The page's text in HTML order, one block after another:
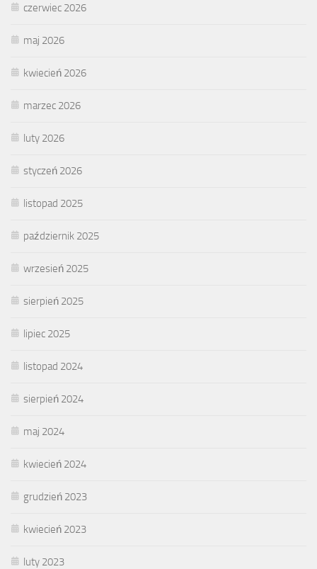
czerwiec 2026
maj 2026
kwiecień 2026
marzec 2026
luty 2026
styczeń 2026
listopad 2025
październik 2025
wrzesień 2025
sierpień 2025
lipiec 2025
listopad 2024
sierpień 2024
maj 2024
kwiecień 2024
grudzień 2023
kwiecień 2023
luty 2023